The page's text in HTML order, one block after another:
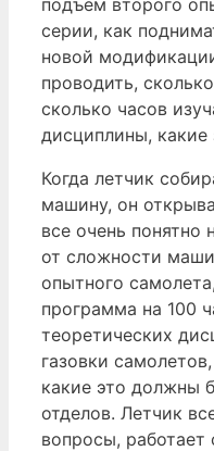
серии, как
новой
проводить,
сколько часов
дисциплины, какие
Когда летчик
машину, он
все очень понятно
от сложности
опытного
программа на 100
теоретических
газовки
какие это должны
отделов. Летчик
вопросы,